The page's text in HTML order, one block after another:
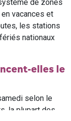
de zones
vacances et
les stations
nationaux
elles le
selon le
la plupart des